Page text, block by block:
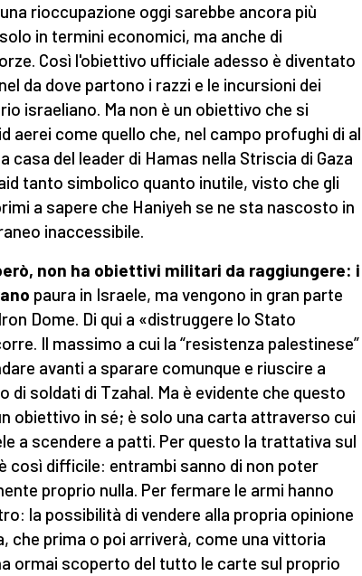
rioccupazione oggi sarebbe ancora più
in termini economici, ma anche di
Così l'obiettivo ufficiale adesso è diventato
da dove partono i razzi e le incursioni dei
israeliano. Ma non è un obiettivo che si
aerei come quello che, nel campo profughi di al
casa del leader di Hamas nella Striscia di Gaza
tanto simbolico quanto inutile, visto che gli
a sapere che Haniyeh se ne sta nascosto in
inaccessibile.
non ha obiettivi militari da raggiungere: i
paura in Israele, ma vengono in gran parte
Dome. Di qui a «distruggere lo Stato
Il massimo a cui la “resistenza palestinese”
avanti a sparare comunque e riuscire a
di soldati di Tzahal. Ma è evidente che questo
obiettivo in sé; è solo una carta attraverso cui
a scendere a patti. Per questo la trattativa sul
così difficile: entrambi sanno di non poter
proprio nulla. Per fermare le armi hanno
la possibilità di vendere alla propria opinione
che prima o poi arriverà, come una vittoria
ormai scoperto del tutto le carte sul proprio